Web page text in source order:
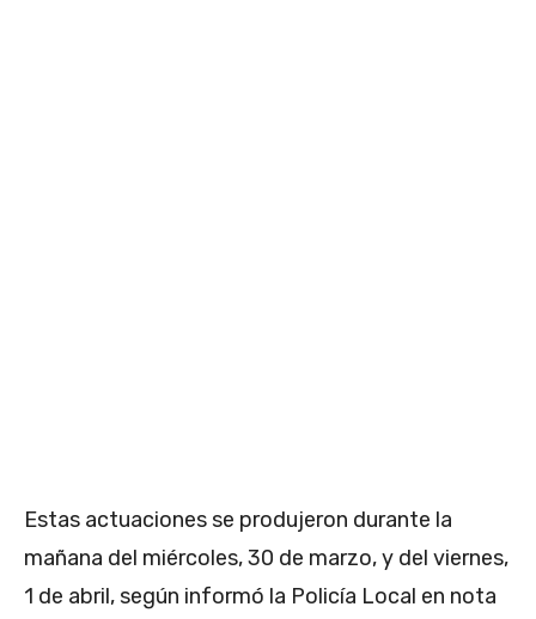
Estas actuaciones se produjeron durante la
mañana del miércoles, 30 de marzo, y del viernes,
1 de abril, según informó la Policía Local en nota